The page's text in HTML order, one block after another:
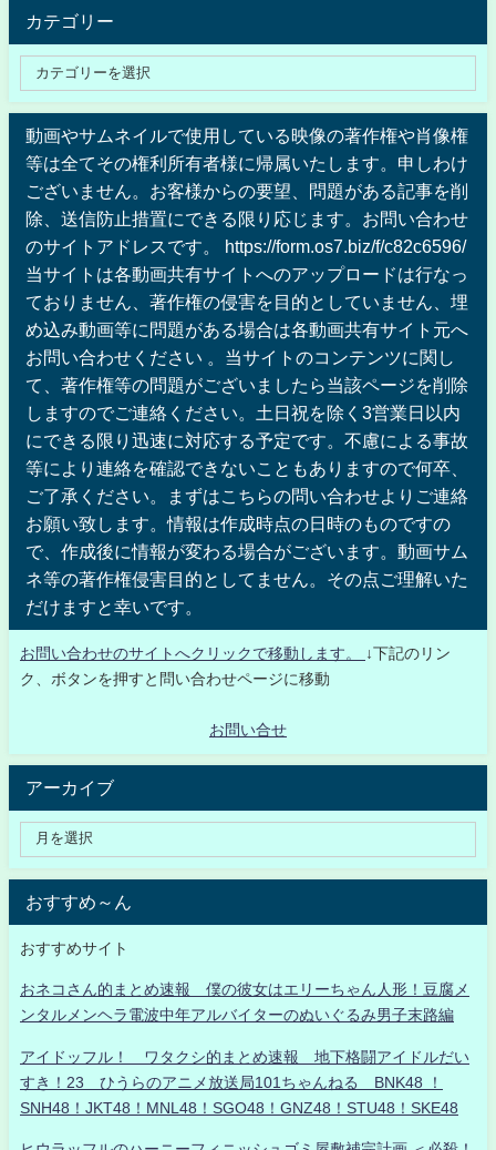
カテゴリー
動画やサムネイルで使用している映像の著作権や肖像権
等は全てその権利所有者様に帰属いたします。申しわけ
ございません。お客様からの要望、問題がある記事を削
除、送信防止措置にできる限り応じます。お問い合わせ
のサイトアドレスです。 https://form.os7.biz/f/c82c6596/
当サイトは各動画共有サイトへのアップロードは行なっ
ておりません、著作権の侵害を目的としていません、埋
め込み動画等に問題がある場合は各動画共有サイト元へ
お問い合わせください 。当サイトのコンテンツに関し
て、著作権等の問題がございましたら当該ページを削除
しますのでご連絡ください。土日祝を除く3営業日以内
にできる限り迅速に対応する予定です。不慮による事故
等により連絡を確認できないこともありますので何卒、
ご了承ください。まずはこちらの問い合わせよりご連絡
お願い致します。情報は作成時点の日時のものですの
で、作成後に情報が変わる場合がございます。動画サム
ネ等の著作権侵害目的としてません。その点ご理解いた
だけますと幸いです。
お問い合わせのサイトへクリックで移動します。
↓下記のリン
ク、ボタンを押すと問い合わせページに移動
お問い合せ
アーカイブ
おすすめ～ん
おすすめサイト
おネコさん的まとめ速報 僕の彼女はエリーちゃん人形！豆腐メ
ンタルメンヘラ電波中年アルバイターのぬいぐるみ男子末路編
アイドッフル！ ワタクシ的まとめ速報 地下格闘アイドルだい
すき！23 ひうらのアニメ放送局101ちゃんねる BNK48 ！
SNH48！JKT48！MNL48！SGO48！GNZ48！STU48！SKE48